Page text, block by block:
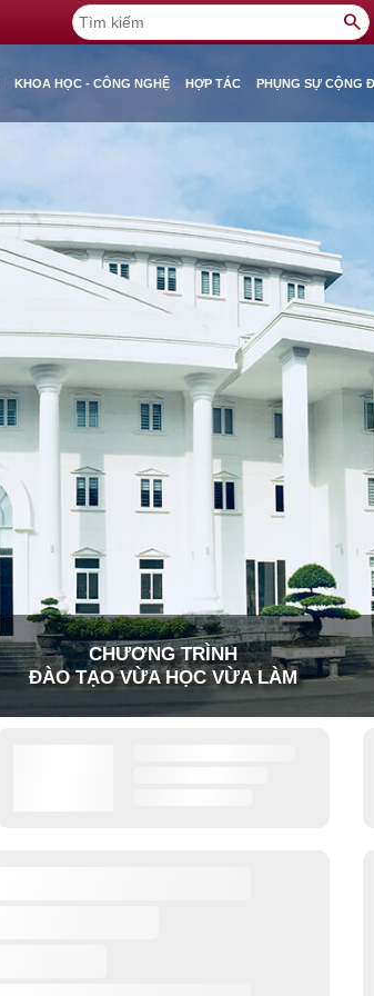
search
KHOA HỌC - CÔNG NGHỆ HỢP TÁC PHỤNG SỰ CỘNG
CHƯƠNG TRÌNH
ĐÀO TẠO VỪA HỌC VỪA LÀM